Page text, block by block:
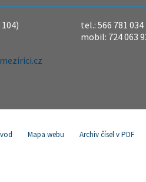
tel.: 566 781 034
mobil: 724 063
Mapa webu Archiv čísel v PDF